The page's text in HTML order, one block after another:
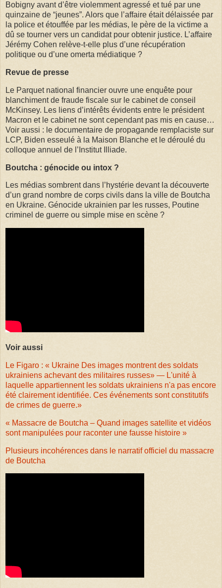
Bobigny avant d’être violemment agressé et tué par une
quinzaine de “jeunes”. Alors que l’affaire était délaissée par
la police et étouffée par les médias, le père de la victime a
dû se tourner vers un candidat pour obtenir justice. L’affaire
Jérémy Cohen relève-t-elle plus d’une récupération
politique ou d’une omerta médiatique ?
Revue de presse
Le Parquet national financier ouvre une enquête pour
blanchiment de fraude fiscale sur le cabinet de conseil
McKinsey. Les liens d’intérêts évidents entre le président
Macron et le cabinet ne sont cependant pas mis en cause…
Voir aussi : le documentaire de propagande remplaciste sur
LCP, Biden esseulé à la Maison Blanche et le déroulé du
colloque annuel de l’Institut Illiade.
Boutcha : génocide ou intox ?
Les médias sombrent dans l’hystérie devant la découverte
d’un grand nombre de corps civils dans la ville de Boutcha
en Ukraine. Génocide ukrainien par les russes, Poutine
criminel de guerre ou simple mise en scène ?
Voir aussi
Le Figaro : « Ukraine Des images montrent des soldats
ukrainiens achevant des militaires russes» — L'unité à
laquelle appartiennent les soldats ukrainiens n'a pas encore
été clairement identifiée. Ces événements sont constitutifs
de crimes de guerre.»
« Massacre de Boutcha – Quand images satellite et vidéos
sont manipulées pour raconter une fausse histoire »
Plusieurs incohérences dans le narratif officiel du massacre
de Boutcha